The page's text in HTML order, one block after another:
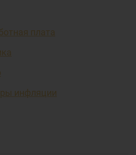
плата
инфляции